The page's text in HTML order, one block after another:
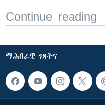
Continue reading
ማሕበራዊ ገጻትና